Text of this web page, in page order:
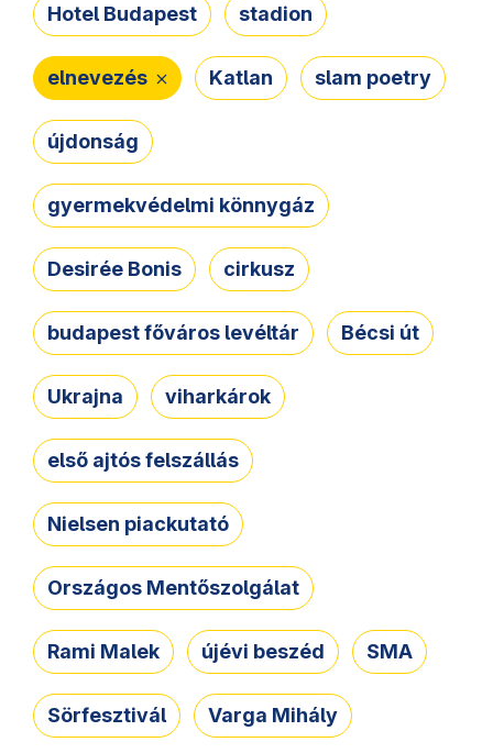
Hotel Budapest stadion
elnevezés Katlan slam poetry
újdonság
gyermekvédelmi könnygáz
Desirée Bonis cirkusz
budapest főváros levéltár Bécsi út
Ukrajna viharkárok
első ajtós felszállás
Nielsen piackutató
Országos Mentőszolgálat
Rami Malek újévi beszéd SMA
Sörfesztivál Varga Mihály